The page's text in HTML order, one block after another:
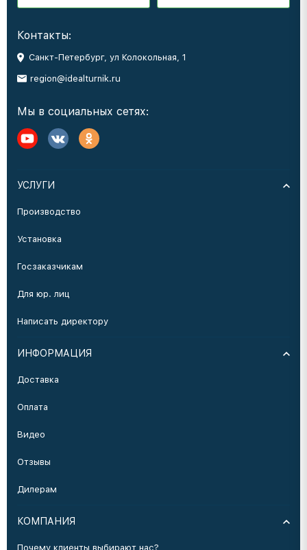
Контакты:
Санкт-Петербург, ул Колокольная, 1
region@idealturnik.ru
Мы в социальных сетях:
УСЛУГИ
Производство
Установка
Госзаказчикам
Для юр. лиц
Написать директору
ИНФОРМАЦИЯ
Доставка
Оплата
Видео
Отзывы
Дилерам
КОМПАНИЯ
Почему клиенты выбирают нас?